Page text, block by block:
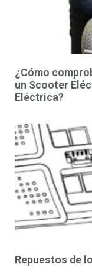
¿Cómo
un Scooter
Eléctrica?
Repuestos de